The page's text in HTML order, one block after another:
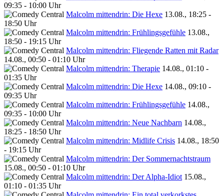
09:35 - 10:00 Uhr
Malcolm mittendrin: Die Hexe 13.08., 18:25 -
18:50 Uhr
Malcolm mittendrin: Frühlingsgefühle 13.08.,
18:50 - 19:15 Uhr
Malcolm mittendrin: Fliegende Ratten mit Radar
14.08., 00:50 - 01:10 Uhr
Malcolm mittendrin: Therapie 14.08., 01:10 -
01:35 Uhr
Malcolm mittendrin: Die Hexe 14.08., 09:10 -
09:35 Uhr
Malcolm mittendrin: Frühlingsgefühle 14.08.,
09:35 - 10:00 Uhr
Malcolm mittendrin: Neue Nachbarn 14.08.,
18:25 - 18:50 Uhr
Malcolm mittendrin: Midlife Crisis 14.08., 18:50
- 19:15 Uhr
Malcolm mittendrin: Der Sommernachtstraum
15.08., 00:50 - 01:10 Uhr
Malcolm mittendrin: Der Alpha-Idiot 15.08.,
01:10 - 01:35 Uhr